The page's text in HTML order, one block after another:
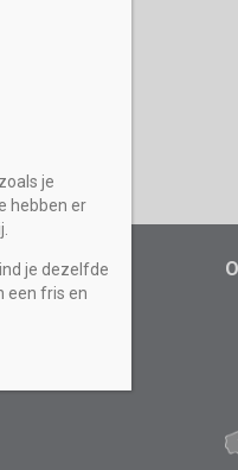
je
hebben er
je dezelfde
een fris en